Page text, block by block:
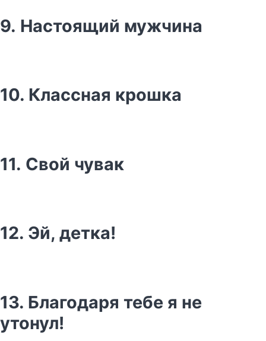
9. Настоящий мужчина
10. Классная крошка
11. Свой чувак
12. Эй, детка!
13. Благодаря тебе я не
утонул!